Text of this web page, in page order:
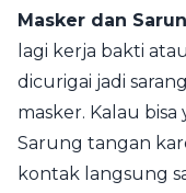
Masker dan
lagi kerja bakti
dicurigai jadi
masker. Kalau bisa
Sarung tangan
kontak langsung